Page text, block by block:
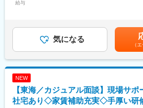
当社グループは「働く機会と希望を創出
に基づき、企業と人の成長を支援する人
スで、働く人が働きがいを持ち、成長し
ていくとともに、社会変化や産業構造変
ための取り組みを推進しています。
変更の範囲：会社の定める業務
・調査した内容を事業所へ持ち帰りCAD
【出張先】女川原子力発電所、福島原子
電所、島根原子力発電所
【出張期間】場所に応じて7日間～数カ
【出張頻度】事業所割、出張5割程度
◆使用ツール：
AutoCAD
給与
の金額であり、選考を通じて上下する可
額)は固定手当を含めた表記です。
気になる
（
NEW
【東海／カジュアル面談】現場サ
社宅あり◇家賃補助充実◇手厚い研